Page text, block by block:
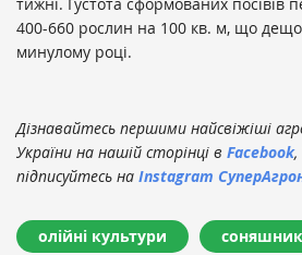
400-660 рослин на 100 кв. м, що
минулому році.
Дізнавайтесь першими найсвіжіші
України на нашій сторінці в Facebook,
підписуйтесь на Instagram
олійні культури соняшник